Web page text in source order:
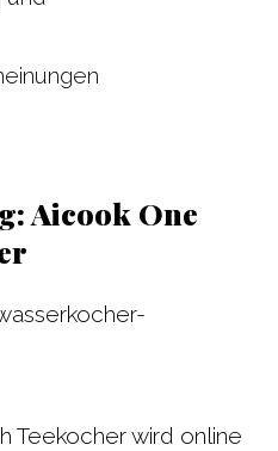
Aicook One
Teekocher wird online